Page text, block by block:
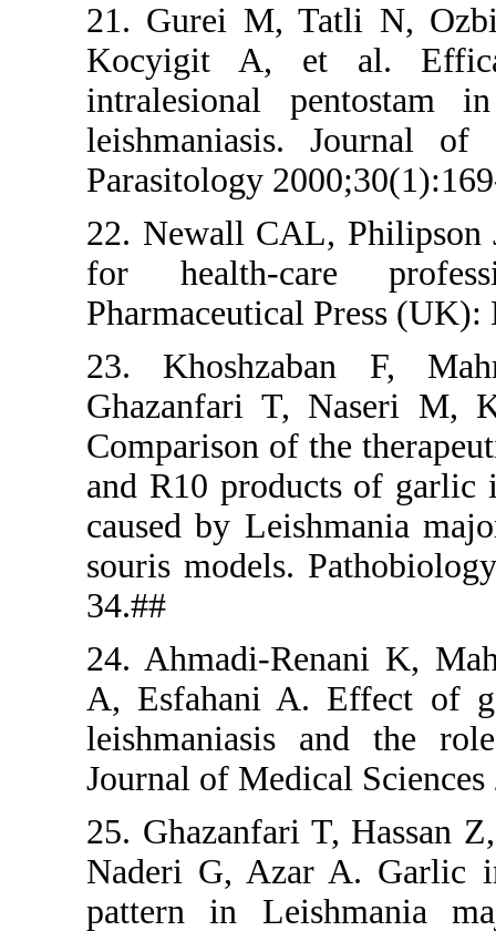
21. Gurei
Kocyigit
22. Newall
for
23.
and R10
caused by
souris
24.
A,
Journal of
25.
Naderi G,
pattern in